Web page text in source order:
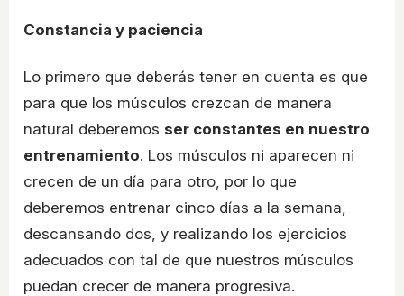
Constancia y paciencia
Lo primero que deberás tener en cuenta es que
para que los músculos crezcan de manera
natural deberemos ser constantes en nuestro
entrenamiento. Los músculos ni aparecen ni
crecen de un día para otro, por lo que
deberemos entrenar cinco días a la semana,
descansando dos, y realizando los ejercicios
adecuados con tal de que nuestros músculos
puedan crecer de manera progresiva.